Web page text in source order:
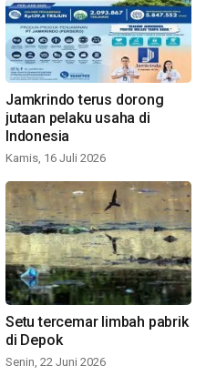
Jamkrindo terus dorong
jutaan pelaku usaha di
Indonesia
Kamis, 16 Juli 2026
Setu tercemar limbah pabrik
di Depok
Senin, 22 Juni 2026